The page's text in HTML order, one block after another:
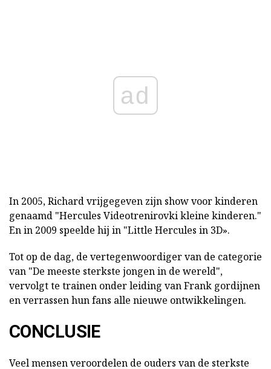
ad
In 2005, Richard vrijgegeven zijn show voor kinderen
genaamd "Hercules Videotrenirovki kleine kinderen."
En in 2009 speelde hij in "Little Hercules in 3D».
Tot op de dag, de vertegenwoordiger van de categorie
van "De meeste sterkste jongen in de wereld",
vervolgt te trainen onder leiding van Frank gordijnen
en verrassen hun fans alle nieuwe ontwikkelingen.
CONCLUSIE
Veel mensen veroordelen de ouders van de sterkste